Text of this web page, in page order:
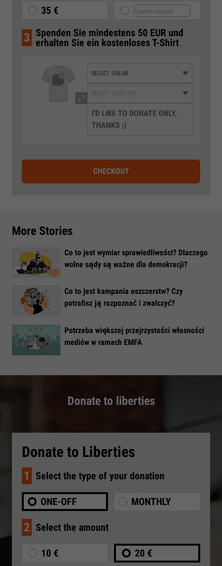
35 €
3 Spenden Sie mindestens 50 EUR und
erhalten Sie ein kostenloses T-Shirt
I'D LIKE TO DONATE ONLY,
THANKS :)
CHECKOUT
More Stories
Co to jest wymiar sprawiedliwości? Dlaczego
wolne sądy są ważne dla demokracji?
​Co to jest kampania oszczerstw? Czy
potrafisz ją rozpoznać i zwalczyć?
​Potrzeba większej przejrzystości własności
mediów w ramach EMFA
Donate to liberties
Donate to Liberties
1 Select the type of your donation
ONE-OFF MONTHLY
2 Select the amount
10 € 20 €